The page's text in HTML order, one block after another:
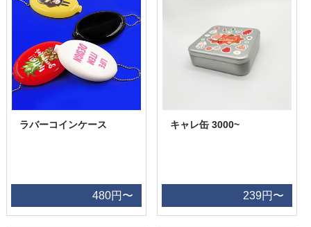
ラバーコインケース
480円〜
キャレ缶 3000~
239円〜